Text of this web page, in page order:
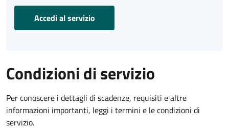
Accedi al servizio
Condizioni di servizio
Per conoscere i dettagli di scadenze, requisiti e altre
informazioni importanti, leggi i termini e le condizioni di
servizio.